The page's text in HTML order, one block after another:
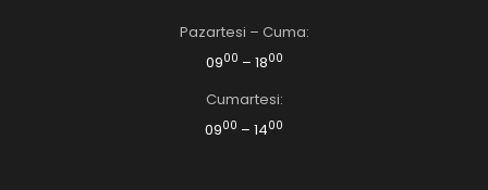
Pazartesi – Cuma:
0900 – 1800
Cumartesi:
0900 – 1400